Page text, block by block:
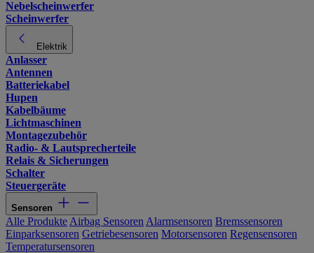
Nebelscheinwerfer
Scheinwerfer
Elektrik
Anlasser
Antennen
Batteriekabel
Hupen
Kabelbäume
Lichtmaschinen
Montagezubehör
Radio- & Lautsprecherteile
Relais & Sicherungen
Schalter
Steuergeräte
Sensoren
Alle Produkte Airbag Sensoren Alarmsensoren Bremssensoren
Einparksensoren Getriebesensoren Motorsensoren Regensensoren
Temperatursensoren